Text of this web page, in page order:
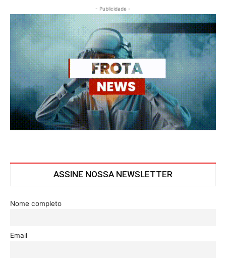
- Publicidade -
ASSINE NOSSA NEWSLETTER
Nome completo
Email